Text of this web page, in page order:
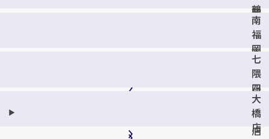
岡
下
原
店
鶴
田
3
丁
目
店
南
福
岡
駅
前
店
七
隈
四
ツ
角
店
大
橋
店